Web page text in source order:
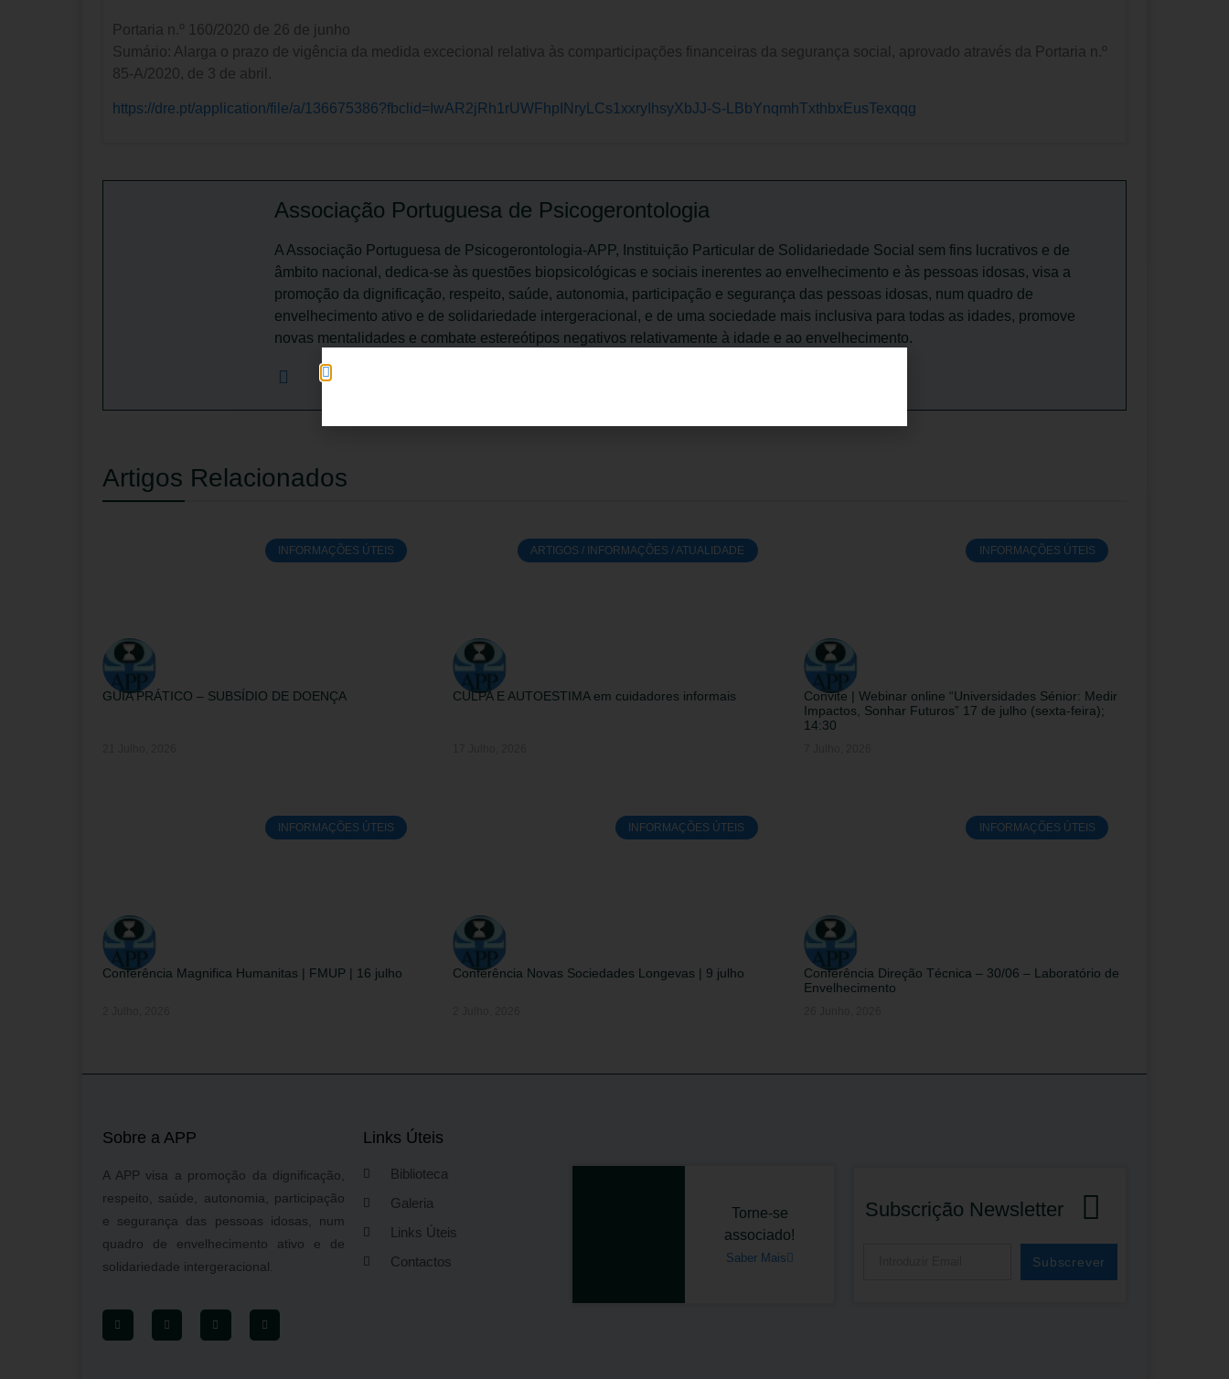
Portaria n.º 160/2020 de 26 de junho
Sumário: Alarga o prazo de vigência da medida excecional relativa às comparticipações financeiras da segurança social, aprovado através da Portaria n.º
85-A/2020, de 3 de abril.
https://dre.pt/application/file/a/136675386?fbclid=IwAR2jRh1rUWFhpINryLCs1xxryIhsyXbJJ-S-LBbYnqmhTxthbxEusTexqqg
Associação Portuguesa de Psicogerontologia
A Associação Portuguesa de Psicogerontologia-APP, Instituição Particular de Solidariedade Social sem fins lucrativos e de
âmbito nacional, dedica-se às questões biopsicológicas e sociais inerentes ao envelhecimento e às pessoas idosas, visa a
promoção da dignificação, respeito, saúde, autonomia, participação e segurança das pessoas idosas, num quadro de
envelhecimento ativo e de solidariedade intergeracional, e de uma sociedade mais inclusiva para todas as idades, promove
novas mentalidades e combate estereótipos negativos relativamente à idade e ao envelhecimento.
Artigos Relacionados
INFORMAÇÕES ÚTEIS
GUIA PRÁTICO – SUBSÍDIO DE DOENÇA
ARTIGOS / INFORMAÇÕES / ATUALIDADE
CULPA E AUTOESTIMA em cuidadores informais
INFORMAÇÕES ÚTEIS
Convite | Webinar online “Universidades Sénior: Medir
Impactos, Sonhar Futuros” 17 de julho (sexta-feira);
14:30
INFORMAÇÕES ÚTEIS
Conferência Magnifica Humanitas | FMUP | 16 julho
INFORMAÇÕES ÚTEIS
Conferência Novas Sociedades Longevas | 9 julho
INFORMAÇÕES ÚTEIS
Conferência Direção Técnica – 30/06 – Laboratório de
Envelhecimento
Sobre a APP
A APP visa a promoção da dignificação,
respeito, saúde, autonomia, participação
e segurança das pessoas idosas, num
quadro de envelhecimento ativo e de
solidariedade intergeracional.
Links Úteis
Biblioteca
Galeria
Links Úteis
Contactos
Torne-se
associado!
Saber Mais
Subscrição Newsletter
Subscrever